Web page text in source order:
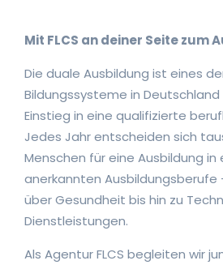
Mit FLCS an deiner Seite zum
Die duale Ausbildung ist eines
Bildungssysteme in
Einstieg in eine qualifizierte
Jedes Jahr entscheiden sich
Menschen für eine Ausbildung in
anerkannten Ausbildungsberufe
über Gesundheit bis hin zu
Dienstleistungen.
Als Agentur FLCS begleiten wir